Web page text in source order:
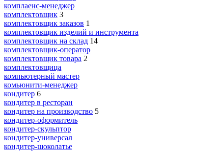
комплаенс-менеджер
комплектовщик 3
комплектовщик заказов 1
комплектовщик изделий и инструмента
комплектовщик на склад 14
комплектовщик-оператор
комплектовщик товара 2
комплектовщица
компьютерный мастер
комьюнити-менеджер
кондитер 6
кондитер в ресторан
кондитер на производство 5
кондитер-оформитель
кондитер-скульптор
кондитер-универсал
кондитер-шоколатье